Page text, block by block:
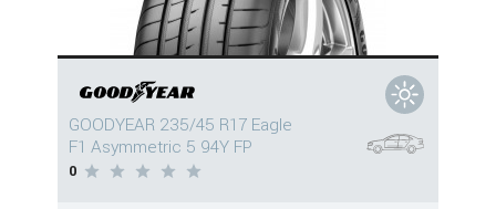
GOODYEAR 235/45 R17 Eagle
F1 Asymmetric 5 94Y FP
0